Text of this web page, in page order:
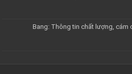
Bang: Thông tin chất lượng, cám